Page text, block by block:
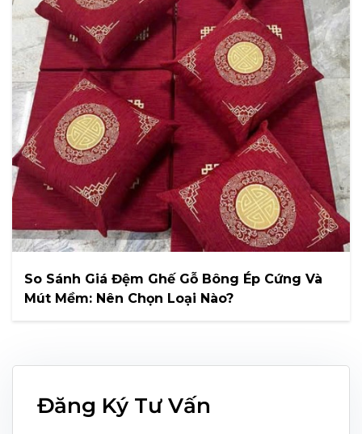
So Sánh Giá Đệm Ghế Gỗ Bông Ép Cứng Và
Mút Mềm: Nên Chọn Loại Nào?
Đăng Ký Tư Vấn